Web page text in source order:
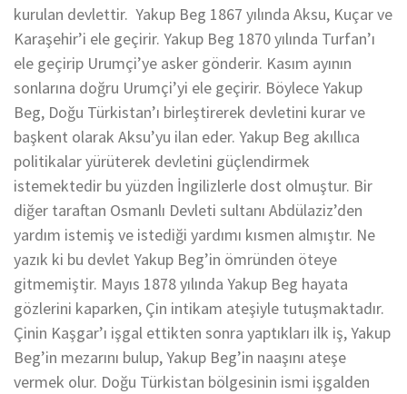
kurulan devlettir. Yakup Beg 1867 yılında Aksu, Kuçar ve
Karaşehir’i ele geçirir. Yakup Beg 1870 yılında Turfan’ı
ele geçirip Urumçi’ye asker gönderir. Kasım ayının
sonlarına doğru Urumçi’yi ele geçirir. Böylece Yakup
Beg, Doğu Türkistan’ı birleştirerek devletini kurar ve
başkent olarak Aksu’yu ilan eder. Yakup Beg akıllıca
politikalar yürüterek devletini güçlendirmek
istemektedir bu yüzden İngilizlerle dost olmuştur. Bir
diğer taraftan Osmanlı Devleti sultanı Abdülaziz’den
yardım istemiş ve istediği yardımı kısmen almıştır. Ne
yazık ki bu devlet Yakup Beg’in ömründen öteye
gitmemiştir. Mayıs 1878 yılında Yakup Beg hayata
gözlerini kaparken, Çin intikam ateşiyle tutuşmaktadır.
Çinin Kaşgar’ı işgal ettikten sonra yaptıkları ilk iş, Yakup
Beg’in mezarını bulup, Yakup Beg’in naaşını ateşe
vermek olur. Doğu Türkistan bölgesinin ismi işgalden